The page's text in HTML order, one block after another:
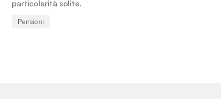
particolarità solite.
Pensioni